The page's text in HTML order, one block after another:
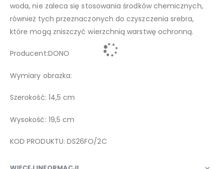
woda, nie zaleca się stosowania środków chemicznych,
również tych przeznaczonych do czyszczenia srebra,
które mogą zniszczyć wierzchnią warstwę ochronną.
Producent:DONO
Wymiary obrazka:
Szerokość: 14,5 cm
Wysokość: 19,5 cm
KOD PRODUKTU: DS26FO/2C